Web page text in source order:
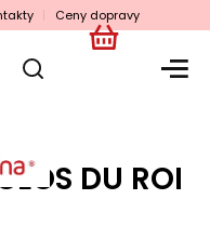
Ceny dopravy
NÁKUPNÍ
DU ROI